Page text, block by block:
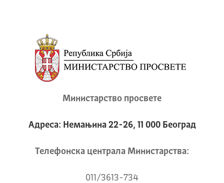
Министарство просвете
Адреса: Немањина 22-26, 11 000 Београд
Телeфонска централа Mинистарства:
011/3613-734